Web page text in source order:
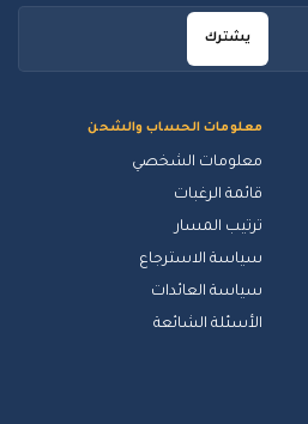
معلومات الحساب والشحن
معلومات الشخصي
قائمة الرغبات
ترتيب المسار
سياسة الاسترجاع
سياسة العائدات
الأسئلة الشائعة
يشترك